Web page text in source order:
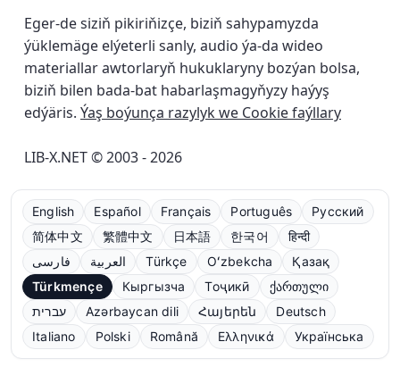
Eger-de siziň pikiriňizçe, biziň sahypamyzda
ýüklemäge elýeterli sanly, audio ýa-da wideo
materiallar awtorlaryň hukuklaryny bozýan bolsa,
biziň bilen bada-bat habarlaşmagyňyzy haýyş
edýäris. Ýaş boýunça razylyk we Cookie faýllary
LIB-X.NET © 2003 - 2026
English Español Français Português
Русский
简体中文
繁體中文 日本語 한국어
हिन्दी
فارسی
العربية Türkçe Oʻzbekcha
Қазақ
Türkmençe
Кыргызча Тоҷикӣ
ქართული
עברית
Azərbaycan dili Հայերեն
Deutsch
Italiano
Polski Română Ελληνικά Українська